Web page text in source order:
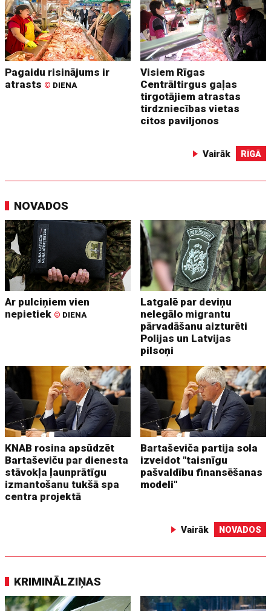
Pagaidu risinājums ir
atrasts © DIENA
Visiem Rīgas
Centrāltirgus gaļas
tirgotājiem atrastas
tirdzniecības vietas
citos paviljonos
Vairāk RĪGĀ
NOVADOS
Ar pulciņiem vien
nepietiek © DIENA
Latgalē par deviņu
nelegālo migrantu
pārvadāšanu aizturēti
Polijas un Latvijas
pilsoņi
KNAB rosina apsūdzēt
Bartaševiču par dienesta
stāvokļa ļaunprātīgu
izmantošanu tukšā spa
centra projektā
Bartaševiča partija sola
izveidot "taisnīgu
pašvaldību finansēšanas
modeli"
Vairāk NOVADOS
KRIMINĀLZIŅAS